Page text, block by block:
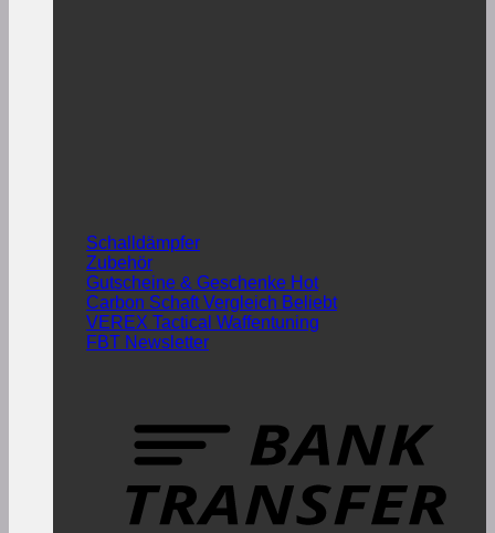
Schalldämpfer
Zubehör
Gutscheine & Geschenke
Carbon Schaft Vergleich
VEREX Tactical Waffentuning
FBT Newsletter